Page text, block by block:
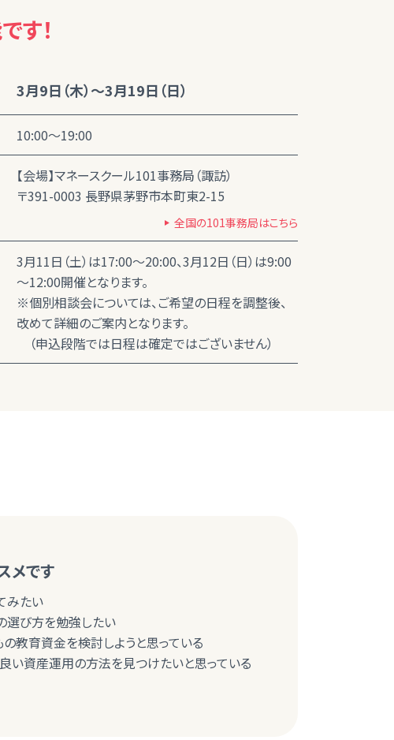
す！
3月9日（木）～3月19日（日）
10:00～19:00
【会場】マネースクール101事務局（諏訪）
〒391-0003 長野県茅野市本町東2-15
全国の101事務局はこちら
3月11日（土）は17:00～20:00、3月12日（日）は9:00
～12:00開催となります。
※個別相談会については、ご希望の日程を調整後、
改めて詳細のご案内となります。
（申込段階では日程は確定ではございません）
メです
みたい
選び方を勉強したい
の教育資金を検討しようと思っている
い資産運用の方法を見つけたいと思っている